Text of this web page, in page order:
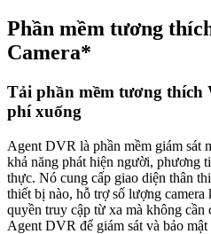
Phần mềm tương
Camera*
Tải phần mềm tương thích
phí xuống
Agent DVR là phần mềm giám sát
khả năng phát hiện người, phương
thực. Nó cung cấp giao diện thân
thiết bị nào, hỗ trợ số lượng
quyền truy cập từ xa mà không
Agent DVR để giám sát và bảo mật